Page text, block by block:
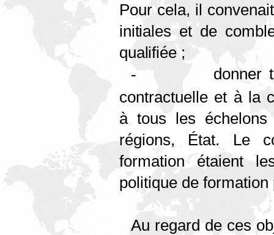
Pour cela, il
initiales et de
qualifiée ;
-
donner
contractuelle et à la
à tous les échelons
régions, État. Le
formation étaient
politique de
Au regard de ces